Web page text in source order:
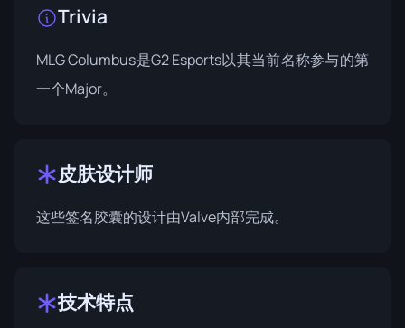
Trivia
MLG Columbus是G2 Esports以其当前名称参与的第
一个Major。
皮肤设计师
这些签名胶囊的设计由Valve内部完成。
技术特点